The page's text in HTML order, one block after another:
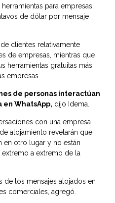
para empresas,
de dólar por mensaje
clientes relativamente
de empresas, mientras que
herramientas gratuitas más
empresas.
de personas interactúan
en WhatsApp, dijo Idema.
con una empresa
alojamiento revelarán que
en otro lugar y no están
a extremo de la
de los mensajes alojados en
comerciales, agregó.